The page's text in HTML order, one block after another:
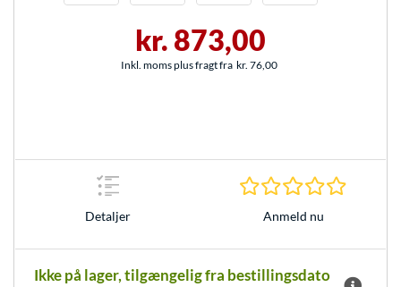
kr. 873,00
Inkl. moms plus fragt fra kr. 76,00
Detaljer Anmeld nu
Ikke på lager, tilgængelig fra bestillingsdato